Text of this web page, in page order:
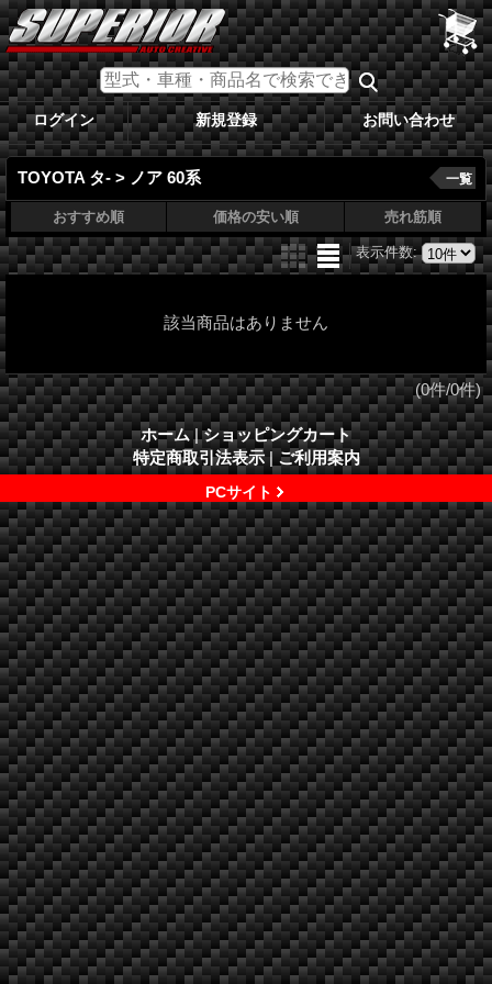
ログイン 新規登録 お問い合わせ
TOYOTA タ- > ノア 60系 一覧
おすすめ順 価格の安い順 売れ筋順
表示件数:
該当商品はありません
(0件/0件)
ホーム | ショッピングカート
特定商取引法表示 | ご利用案内
PCサイト